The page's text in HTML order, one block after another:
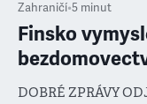
Zahraničí•5 minut
Finsko
DOBRÉ ZPRÁVY